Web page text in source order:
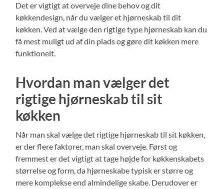
Det er vigtigt at overveje dine behov og dit
køkkendesign, når du vælger et hjørneskab til dit
køkken. Ved at vælge den rigtige type hjørneskab kan du
få mest muligt ud af din plads og gøre dit køkken mere
funktionelt.
Hvordan man vælger det
rigtige hjørneskab til sit
køkken
Når man skal vælge det rigtige hjørneskab til sit køkken,
er der flere faktorer, man skal overveje. Først og
fremmest er det vigtigt at tage højde for køkkenskabets
størrelse og form, da hjørneskabe typisk er større og
mere komplekse end almindelige skabe. Derudover er